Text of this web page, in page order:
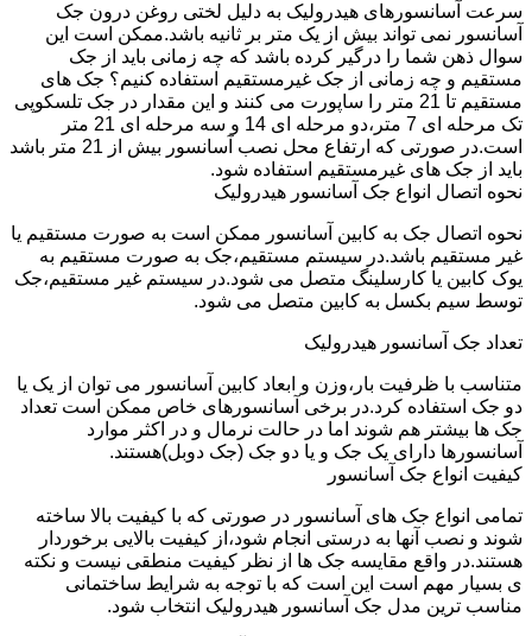
سرعت آسانسورهای هیدرولیک به دلیل لختی روغن درون جک
آسانسور نمی تواند بیش از یک متر بر ثانیه باشد.ممکن است این
سوال ذهن شما را درگیر کرده باشد که چه زمانی باید از جک
مستقیم و چه زمانی از جک غیرمستقیم استفاده کنیم؟ جک های
مستقیم تا 21 متر را ساپورت می کنند و این مقدار در جک تلسکوپی
تک مرحله ای 7 متر،دو مرحله ای 14 و سه مرحله ای 21 متر
است.در صورتی که ارتفاع محل نصب آسانسور بیش از 21 متر باشد
باید از جک های غیرمستقیم استفاده شود.
نحوه اتصال انواع جک آسانسور هیدرولیک
نحوه اتصال جک به کابین آسانسور ممکن است به صورت مستقیم یا
غیر مستقیم باشد.در سیستم مستقیم،جک به صورت مستقیم به
یوک کابین یا کارسلینگ متصل می شود.در سیستم غیر مستقیم،جک
توسط سیم بکسل به کابین متصل می شود.
تعداد جک آسانسور هیدرولیک
متناسب با ظرفیت بار،وزن و ابعاد کابین آسانسور می توان از یک یا
دو جک استفاده کرد.در برخی آسانسورهای خاص ممکن است تعداد
جک ها بیشتر هم شوند اما در حالت نرمال و در اکثر موارد
آسانسورها دارای یک جک و یا دو جک (جک دوبل)هستند.
کیفیت انواع جک آسانسور
تمامی انواع جک های آسانسور در صورتی که با کیفیت بالا ساخته
شوند و نصب آنها به درستی انجام شود،از کیفیت بالایی برخوردار
هستند.در واقع مقایسه جک ها از نظر کیفیت منطقی نیست و نکته
ی بسیار مهم است این است که با توجه به شرایط ساختمانی
مناسب ترین مدل جک آسانسور هیدرولیک انتخاب شود.